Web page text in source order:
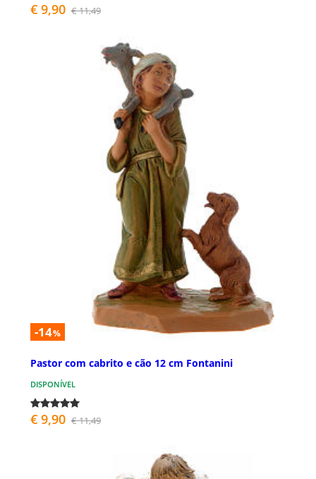
€ 9,90 € 11,49
-14%
Pastor com cabrito e cão 12 cm Fontanini
DISPONÍVEL
€ 9,90 € 11,49